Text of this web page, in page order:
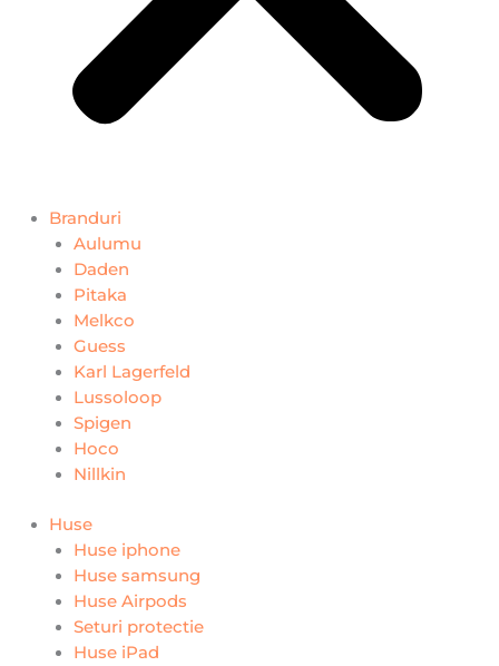
Branduri
Aulumu
Daden
Pitaka
Melkco
Guess
Karl Lagerfeld
Lussoloop
Spigen
Hoco
Nillkin
Huse
Huse iphone
Huse samsung
Huse Airpods
Seturi protectie
Huse iPad